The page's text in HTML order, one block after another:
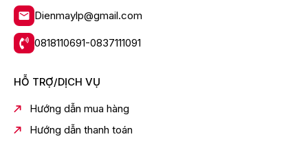
- Tổng dung tích 8 lít (nước nóng 0.8 lít, nước lạnh 1.2
lít, nước thường 6 lít).
- Có 2 vòi riêng biệt, 3 chế độ nước nóng - nguội - lạnh
thuận tiện:
+ Nhiệt độ nước nóng từ 80 - 90°C có thể pha trà, sữa,
cà phê, nấu mì ăn liền,…
+ Nhiệt độ nước lạnh 10°C giúp cả nhà giải khát tức thì
trong những ngày nắng nóng.
Dienmaylp@gmail.com
0818110691-0837111091
HỖ TRỢ/DỊCH VỤ
Hướng dẫn mua hàng
Hướng dẫn thanh toán